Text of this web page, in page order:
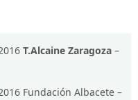
T.Alcaine Zaragoza –
Fundación Albacete –